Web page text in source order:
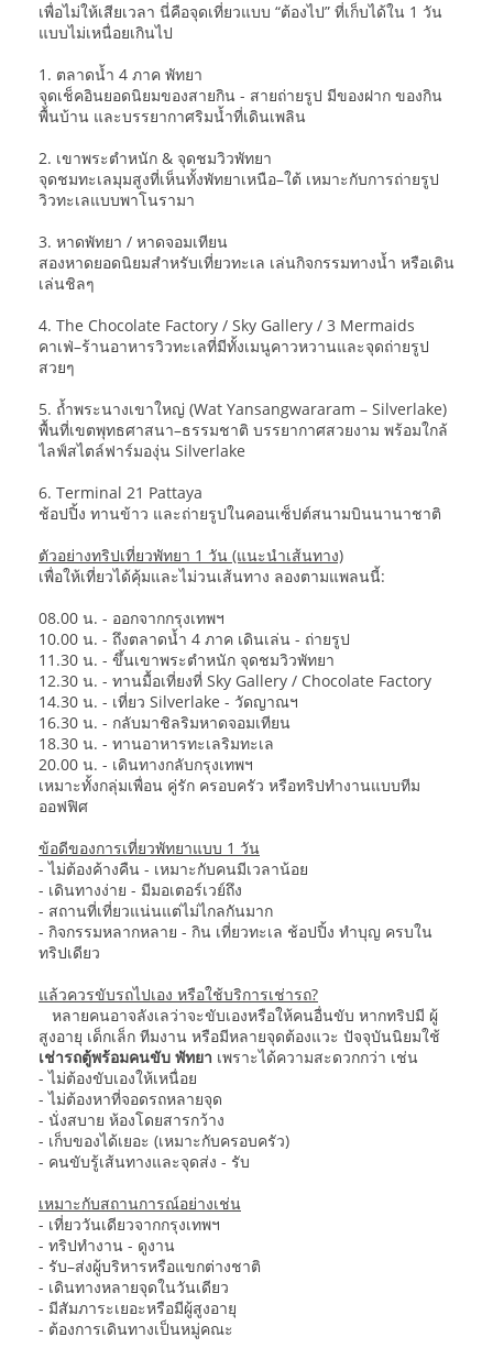
เพื่อไม่ให้เสียเวลา นี่คือจุดเที่ยวแบบ “ต้องไป” ที่เก็บได้ใน 1 วัน
แบบไม่เหนื่อยเกินไป
1. ตลาดน้ำ 4 ภาค พัทยา
จุดเช็คอินยอดนิยมของสายกิน - สายถ่ายรูป มีของฝาก ของกิน
พื้นบ้าน และบรรยากาศริมน้ำที่เดินเพลิน
2. เขาพระตำหนัก & จุดชมวิวพัทยา
จุดชมทะเลมุมสูงที่เห็นทั้งพัทยาเหนือ–ใต้ เหมาะกับการถ่ายรูป
วิวทะเลแบบพาโนรามา
3. หาดพัทยา / หาดจอมเทียน
สองหาดยอดนิยมสำหรับเที่ยวทะเล เล่นกิจกรรมทางน้ำ หรือเดิน
เล่นชิลๆ
4. The Chocolate Factory / Sky Gallery / 3 Mermaids
คาเฟ่–ร้านอาหารวิวทะเลที่มีทั้งเมนูคาวหวานและจุดถ่ายรูป
สวยๆ
5. ถ้ำพระนางเขาใหญ่ (Wat Yansangwararam – Silverlake)
พื้นที่เขตพุทธศาสนา–ธรรมชาติ บรรยากาศสวยงาม พร้อมใกล้
ไลฟ์สไตล์ฟาร์มองุ่น Silverlake
6. Terminal 21 Pattaya
ช้อปปิ้ง ทานข้าว และถ่ายรูปในคอนเซ็ปต์สนามบินนานาชาติ
ตัวอย่างทริปเที่ยวพัทยา 1 วัน (แนะนำเส้นทาง)
เพื่อให้เที่ยวได้คุ้มและไม่วนเส้นทาง ลองตามแพลนนี้:
08.00 น. - ออกจากกรุงเทพฯ
10.00 น. - ถึงตลาดน้ำ 4 ภาค เดินเล่น - ถ่ายรูป
11.30 น. - ขึ้นเขาพระตำหนัก จุดชมวิวพัทยา
12.30 น. - ทานมื้อเที่ยงที่ Sky Gallery / Chocolate Factory
14.30 น. - เที่ยว Silverlake - วัดญาณฯ
16.30 น. - กลับมาชิลริมหาดจอมเทียน
18.30 น. - ทานอาหารทะเลริมทะเล
20.00 น. - เดินทางกลับกรุงเทพฯ
เหมาะทั้งกลุ่มเพื่อน คู่รัก ครอบครัว หรือทริปทำงานแบบทีม
ออฟฟิศ
ข้อดีของการเที่ยวพัทยาแบบ 1 วัน
- ไม่ต้องค้างคืน - เหมาะกับคนมีเวลาน้อย
- เดินทางง่าย - มีมอเตอร์เวย์ถึง
- สถานที่เที่ยวแน่นแต่ไม่ไกลกันมาก
- กิจกรรมหลากหลาย - กิน เที่ยวทะเล ช้อปปิ้ง ทำบุญ ครบใน
ทริปเดียว
แล้วควรขับรถไปเอง หรือใช้บริการเช่ารถ?
หลายคนอาจลังเลว่าจะขับเองหรือให้คนอื่นขับ หากทริปมี ผู้
สูงอายุ เด็กเล็ก ทีมงาน หรือมีหลายจุดต้องแวะ ปัจจุบันนิยมใช้
เช่ารถตู้พร้อมคนขับ พัทยา เพราะได้ความสะดวกกว่า เช่น
- ไม่ต้องขับเองให้เหนื่อย
- ไม่ต้องหาที่จอดรถหลายจุด
- นั่งสบาย ห้องโดยสารกว้าง
- เก็บของได้เยอะ (เหมาะกับครอบครัว)
- คนขับรู้เส้นทางและจุดส่ง - รับ
เหมาะกับสถานการณ์อย่างเช่น
- เที่ยววันเดียวจากกรุงเทพฯ
- ทริปทำงาน - ดูงาน
- รับ–ส่งผู้บริหารหรือแขกต่างชาติ
- เดินทางหลายจุดในวันเดียว
- มีสัมภาระเยอะหรือมีผู้สูงอายุ
- ต้องการเดินทางเป็นหมู่คณะ